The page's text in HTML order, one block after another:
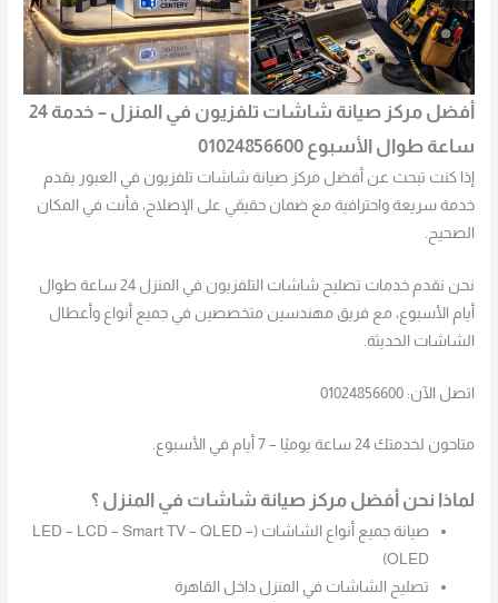
أفضل مركز صيانة شاشات تلفزيون في المنزل – خدمة 24
ساعة طوال الأسبوع 01024856600
إذا كنت تبحث عن أفضل مركز صيانة شاشات تلفزيون في العبور يقدم
خدمة سريعة واحترافية مع ضمان حقيقي على الإصلاح، فأنت في المكان
الصحيح.
نحن نقدم خدمات تصليح شاشات التلفزيون في المنزل 24 ساعة طوال
أيام الأسبوع، مع فريق مهندسين متخصصين في جميع أنواع وأعطال
الشاشات الحديثة.
اتصل الآن: 01024856600
متاحون لخدمتك 24 ساعة يوميًا – 7 أيام في الأسبوع.
لماذا نحن أفضل مركز صيانة شاشات في المنزل ؟
صيانة جميع أنواع الشاشات (LED – LCD – Smart TV – QLED –
OLED)
تصليح الشاشات في المنزل داخل القاهرة